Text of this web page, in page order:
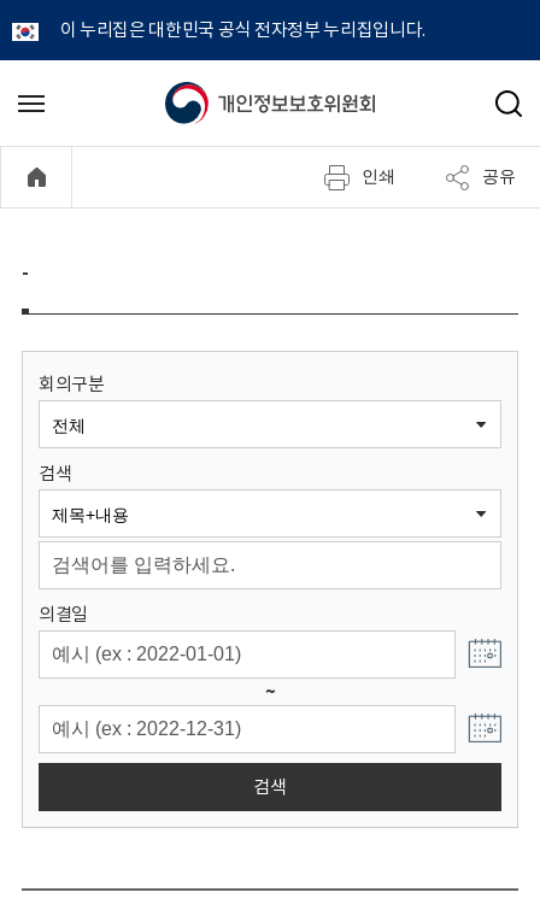
이 누리집은 대한민국 공식 전자정부 누리집입니다.
개
정
보
원
회
메
기
검
인쇄 공유
-
회의구분
검색
의결일
~
검색